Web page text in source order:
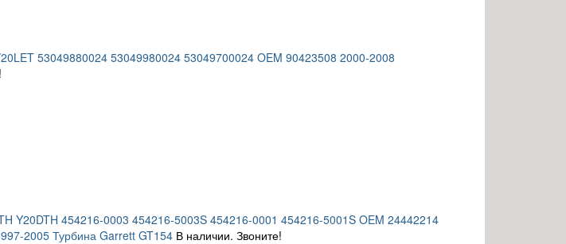
53049880024 53049980024 53049700024 OEM 90423508 2000-2008
Y20DTH 454216-0003 454216-5003S 454216-0001 454216-5001S OEM 24442214
2005 Турбина Garrett GT154 В наличии. Звоните!